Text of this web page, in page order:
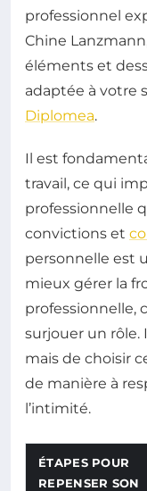
professionnel
Chine
éléments et
adaptée à votre
Diplomea.
Il est
travail, ce qui
professionnelle
convictions et
personnelle est
mieux gérer la
professionnelle,
surjouer un rôle.
mais de choisir
de manière à
l’intimité.
ÉTAPES POUR
REPENSER SON